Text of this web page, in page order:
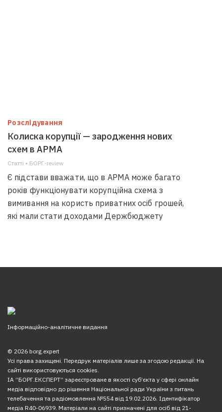
Розслідування
Колиска корупції — зародження нових
схем в АРМА
Статті • БОРГ-review
Є підстави вважати, що в АРМА може багато
років функціонувати корупційна схема з
вимивання на користь приватних осіб грошей,
які мали стати доходами Держбюджету
Інформаційно-аналітичне видання
© 2026 borg.expert
Усі права захищені. Передрук матеріалів лише за згодою редакції. На
сайті використовуються cookies.
ІА “БОРГ.ЕКСПЕРТ” зареєстроване в якості суб’єкта у сфері онлайн
медіа відповідно до рішення Національної ради України з питань
телебачення та радіомовлення №554 від 19.02.2026. Ідентифікатор
медіа R40-06939. Матеріали на сайті призначені для осіб від 21-